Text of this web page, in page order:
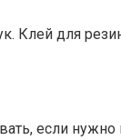
Клей для
если